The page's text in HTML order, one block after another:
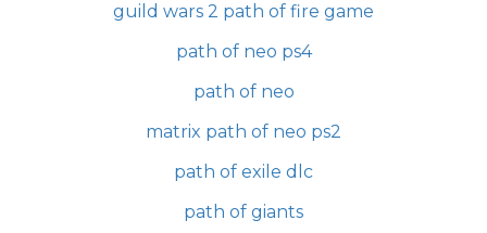
guild wars 2 path of fire game
path of neo ps4
path of neo
matrix path of neo ps2
path of exile dlc
path of giants